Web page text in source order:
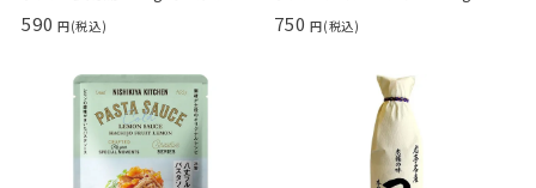
590 750